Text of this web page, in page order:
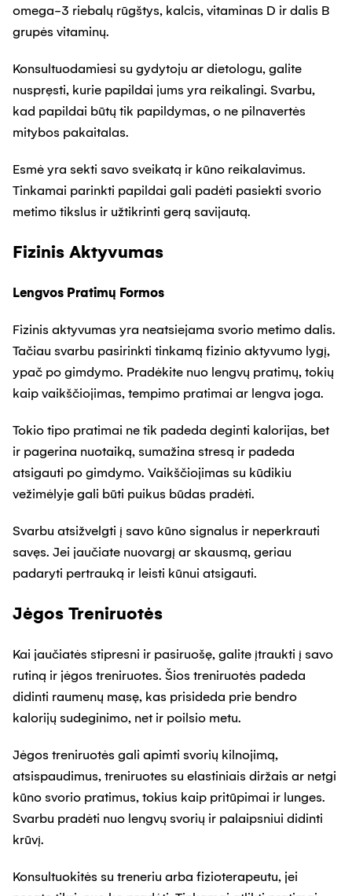
omega-3 riebalų rūgštys, kalcis, vitaminas D ir dalis B
grupės vitaminų.
Konsultuodamiesi su gydytoju ar dietologu, galite
nuspręsti, kurie papildai jums yra reikalingi. Svarbu,
kad papildai būtų tik papildymas, o ne pilnavertės
mitybos pakaitalas.
Esmė yra sekti savo sveikatą ir kūno reikalavimus.
Tinkamai parinkti papildai gali padėti pasiekti svorio
metimo tikslus ir užtikrinti gerą savijautą.
Fizinis Aktyvumas
Lengvos Pratimų Formos
Fizinis aktyvumas yra neatsiejama svorio metimo dalis.
Tačiau svarbu pasirinkti tinkamą fizinio aktyvumo lygį,
ypač po gimdymo. Pradėkite nuo lengvų pratimų, tokių
kaip vaikščiojimas, tempimo pratimai ar lengva joga.
Tokio tipo pratimai ne tik padeda deginti kalorijas, bet
ir pagerina nuotaiką, sumažina stresą ir padeda
atsigauti po gimdymo. Vaikščiojimas su kūdikiu
vežimėlyje gali būti puikus būdas pradėti.
Svarbu atsižvelgti į savo kūno signalus ir neperkrauti
savęs. Jei jaučiate nuovargį ar skausmą, geriau
padaryti pertrauką ir leisti kūnui atsigauti.
Jėgos Treniruotės
Kai jaučiatės stipresni ir pasiruošę, galite įtraukti į savo
rutiną ir jėgos treniruotes. Šios treniruotės padeda
didinti raumenų masę, kas prisideda prie bendro
kalorijų sudeginimo, net ir poilsio metu.
Jėgos treniruotės gali apimti svorių kilnojimą,
atsispaudimus, treniruotes su elastiniais diržais ar netgi
kūno svorio pratimus, tokius kaip pritūpimai ir lunges.
Svarbu pradėti nuo lengvų svorių ir palaipsniui didinti
krūvį.
Konsultuokitės su treneriu arba fizioterapeutu, jei